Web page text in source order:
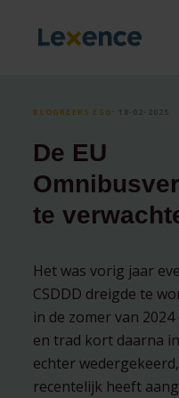
BLOGREEKS ESG ⸱ 18-02-2025
De EU
te
Het was vorig jaar
CSDDD dreigde te
in de zomer van
en trad kort daarna
echter
recentelijk heeft